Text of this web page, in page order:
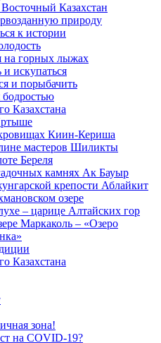
Казахстан
природу
к истории
на горных лыжах
и искупаться
и порыбачить
бодростью
Казахстана
Киин-Кериша
мастеров Шиликты
Береля
камнях Ак Бауыр
крепости Аблайкит
озере
– царице Алтайских гор
Маркаколь – «Озеро
Казахстана
зона!
на COVID-19?